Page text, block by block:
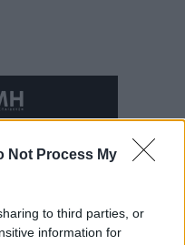
Not Process My
to third parties, or
information for